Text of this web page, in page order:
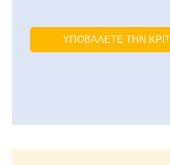
ΥΠΟΒΆΛΕΤΕ ΤΗΝ